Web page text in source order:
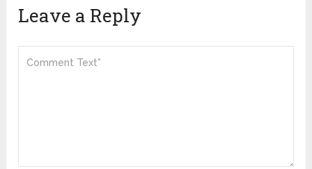
Leave a Reply